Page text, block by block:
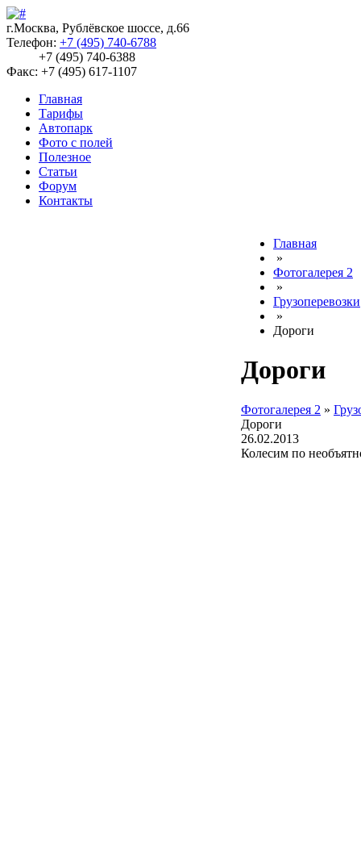
г.Москва, Рублёвское шоссе, д.66
Телефон: +7 (495) 740-6788
+7 (495) 740-6388
Факс: +7 (495) 617-1107
Главная
Тарифы
Автопарк
Фото с полей
Полезное
Статьи
Форум
Контакты
Главная
»
Фотогалерея 2
»
Грузоперевозки
»
Дороги
Дороги
Фотогалерея 2 »
Дороги
26.02.2013
Колесим по